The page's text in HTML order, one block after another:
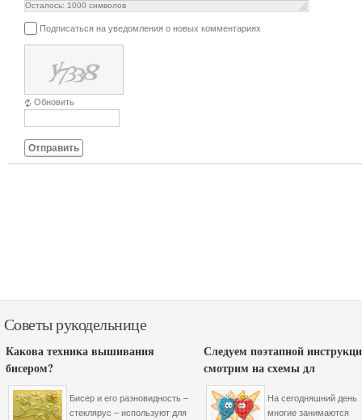
Осталось: 1000 символов
Подписаться на уведомления о новых комментариях
Обновить
Отправить
Советы рукодельнице
Какова техника вышивания
бисером?
Бисер и его разновидность –
стеклярус – используют для
Следуем поэтапной
смотрим на схемы дл
На сегодняшний день
многие занимаются